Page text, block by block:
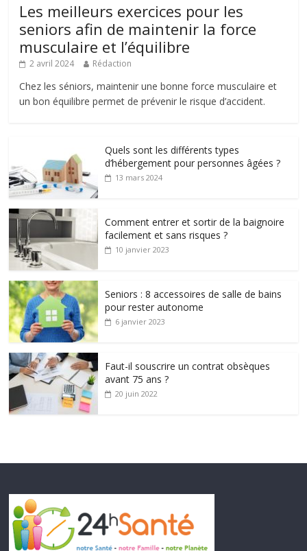
Les meilleurs exercices pour les
seniors afin de maintenir la force
musculaire et l’équilibre
2 avril 2024 Rédaction
Chez les séniors, maintenir une bonne force musculaire et
un bon équilibre permet de prévenir le risque d’accident.
Quels sont les différents types
d’hébergement pour personnes âgées ?
13 mars 2024
Comment entrer et sortir de la baignoire
facilement et sans risques ?
10 janvier 2023
Seniors : 8 accessoires de salle de bains
pour rester autonome
6 janvier 2023
Faut-il souscrire un contrat obsèques
avant 75 ans ?
20 juin 2022